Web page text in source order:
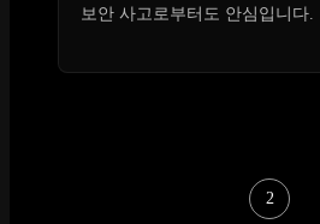
보안 사고로부터도 안심입니다.
2